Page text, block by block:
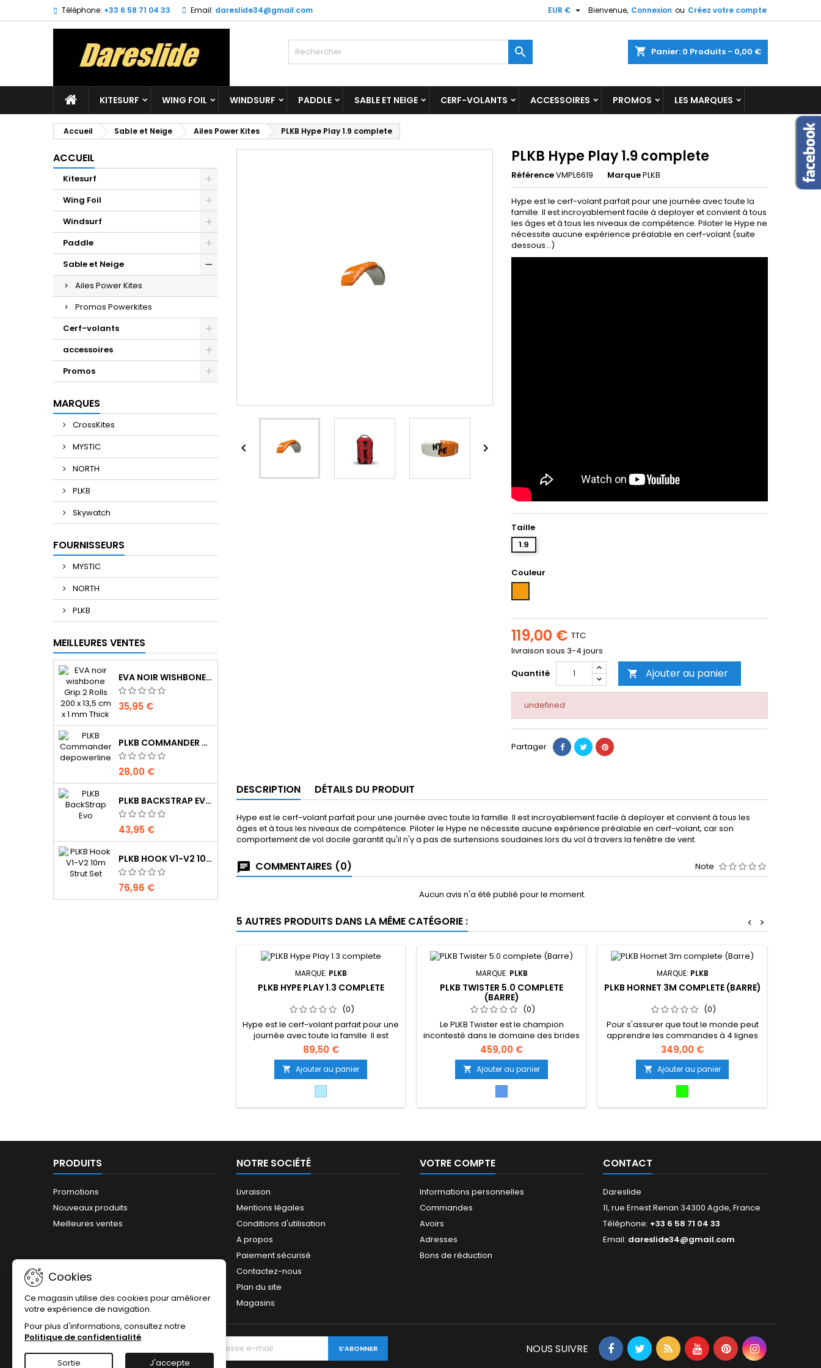
Téléphone: +33 6 58 71 04 33 Email: dareslide34@gmail.com Bienvenue, Connexion ou Créez votre compte
EUR € 
shopping_cart Panier: 0 Produits - 0,00 €

KITESURF WING FOIL WINDSURF PADDLE SABLE ET NEIGE CERF-VOLANTS ACCESSOIRES PROMOS LES MARQUES
Accueil Sable et Neige Ailes Power Kites PLKB Hype Play 1.9 complete
ACCUEIL
Kitesurf
Wing Foil
Windsurf
Paddle
Sable et Neige
Ailes Power Kites
Promos Powerkites
Cerf-volants
accessoires
Promos
MARQUES
CrossKites
MYSTIC
NORTH
PLKB
Skywatch
FOURNISSEURS
MYSTIC
NORTH
PLKB
MEILLEURES VENTES
EVA NOIR WISHBONE GRIP 2 ROLLS 200 X 13,5 CM X 1 MM THICK
35,95 €
PLKB COMMANDER DEPOWERLINE
28,00 €
PLKB BACKSTRAP EVO
43,95 €
PLKB HOOK V1-V2 10M JEU DE LATTES
76,96 €
 
PLKB Hype Play 1.9 complete
RéférenceVMPL6619 MarquePLKB
Hype est le cerf-volant parfait pour une journée avec toute la
famille. Il est incroyablement facile à deployer et convient à tous
les âges et à tous les niveaux de compétence. Piloter le Hype ne
nécessite aucune expérience préalable en cerf-volant (suite
dessous...)
Taille
1.9
Couleur
119,00 € TTC
livraison sous 3-4 jours
Quantité
 Ajouter au panier
undefined
Partager
DESCRIPTION DÉTAILS DU PRODUIT
Hype est le cerf-volant parfait pour une journée avec toute la famille. Il est incroyablement facile à deployer et convient à tous les
âges et à tous les niveaux de compétence. Piloter le Hype ne nécessite aucune expérience préalable en cerf-volant, car son
comportement de vol docile garantit qu'il n'y a pas de surtensions soudaines lors du vol à travers la fenêtre de vent.
COMMENTAIRES (0) Note
Aucun avis n'a été publié pour le moment.
5 AUTRES PRODUITS DANS LA MÊME CATÉGORIE : >
<
MARQUE: PLKB
PLKB HYPE PLAY 1.3 COMPLETE
(0)
Hype est le cerf-volant parfait pour une
journée avec toute la famille. Il est
incroyablement facile à deployer et
convient à tous les âges et à tous les
niveaux de compétence. Piloter le
Hype ne nécessite aucune expérience
89,50 €
 Ajouter au panier
MARQUE: PLKB
PLKB TWISTER 5.0 COMPLETE
(BARRE)
(0)
Le PLKB Twister est le champion
incontesté dans le domaine des brides
fixes et fait sourire les accros à
l'adrénaline du monde entier depuis
près d'une décennie. Sa capacité de
saut renommée combinée à ses
459,00 €
 Ajouter au panier
MARQUE: PLKB
PLKB HORNET 3M COMPLETE (BARRE)
(0)
Pour s'assurer que tout le monde peut
apprendre les commandes à 4 lignes
en toute confiance, nous avons
construit le tout-terrain ultime, le Hornet
délivre sa puissance de manière
prévisible, il est stable, facile à tourner
349,00 €
 Ajouter au panier
PRODUITS
Promotions
Nouveaux produits
Meilleures ventes
NOTRE SOCIÉTÉ
Livraison
Mentions légales
Conditions d'utilisation
A propos
Paiement sécurisé
Contactez-nous
Plan du site
Magasins
VOTRE COMPTE
Informations personnelles
Commandes
Avoirs
Adresses
Bons de réduction
CONTACT
Dareslide
11, rue Ernest Renan 34300 Agde, France
Téléphone: +33 6 58 71 04 33
Email: dareslide34@gmail.com
My wishlists
add_circle_outlineCreate new list
((title))
Connexion
Vous devez être connecté pour ajouter des produits à votre liste
((cancelText)) ((loginText))
Cookies
Ce magasin utilise des cookies pour améliorer
votre expérience de navigation.
Pour plus d'informations, consultez notre
Politique de confidentialité.
Sortie J'accepte
NOUS SUIVRE